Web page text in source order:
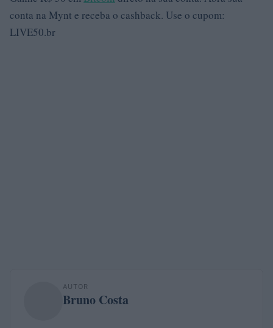
conta na Mynt e receba o cashback. Use o cupom:
LIVE50.br
AUTOR
Bruno Costa